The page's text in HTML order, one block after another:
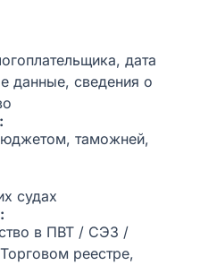
дата
данные, сведения о
таможней,
судах
в ПВТ / СЭЗ /
реестре,